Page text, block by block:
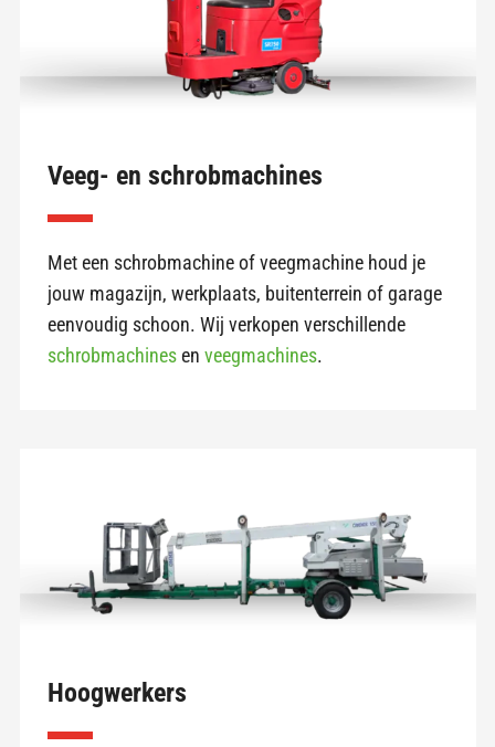
Veeg- en schrobmachines
Met een schrobmachine of veegmachine houd je
jouw magazijn, werkplaats, buitenterrein of garage
eenvoudig schoon. Wij verkopen verschillende
schrobmachinesen veegmachines.
Hoogwerkers